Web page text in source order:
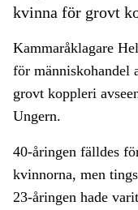
kvinna för grovt
Kammaråklagare
för människohandel
grovt koppleri
Ungern.
40-åringen fälldes
kvinnorna, men
23-åringen hade